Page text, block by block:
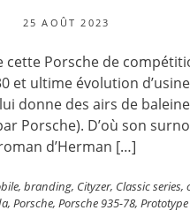
25 AOÛT 2023
cette Porsche de
et ultime évolution
donne des airs de
Porsche). D’où son
d’Herman […]
, branding, Cityzer, Classic series,
, Porsche, Porsche 935-78, Prototype